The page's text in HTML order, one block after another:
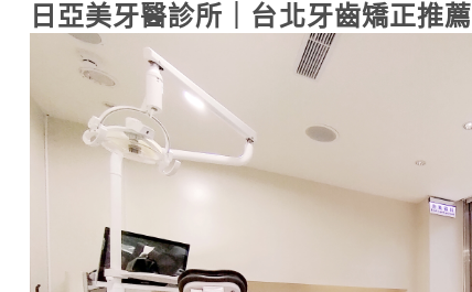
日亞美牙醫診所｜台北牙齒矯正推薦